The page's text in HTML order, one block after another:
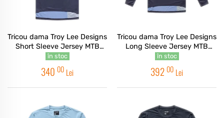
Tricou dama Troy Lee Designs
Short Sleeve Jersey MTB
Lilium Pro Women's Dawn
Carbon
în stoc
340 00 Lei
Tricou dama Troy Lee Designs
Long Sleeve Jersey MTB
Lilium Pro Women's Carbon
în stoc
392 00 Lei